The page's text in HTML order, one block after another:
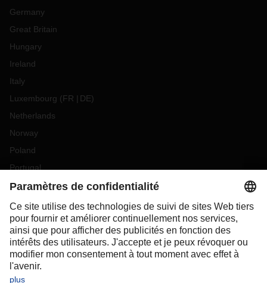
Germany
Great Britain
Hungary
Ireland
Italy
Luxembourg (FR DE)
Netherlands
Norway
Poland
Portugal
Romania
Slovakia
Spain
Sweden
Switzerland (DE FR)
Türkiye